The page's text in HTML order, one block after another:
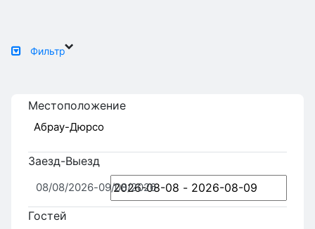
Фильтр
Местоположение
Заезд-Выезд
08/08/2026-09/08/2026
Гостей